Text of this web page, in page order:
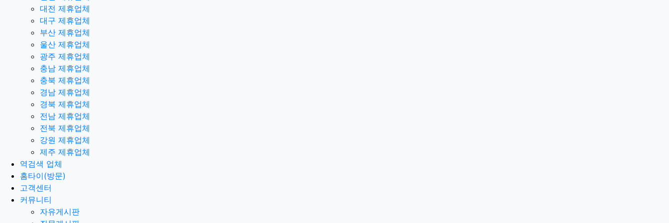
대전 제휴업체
대구 제휴업체
부산 제휴업체
울산 제휴업체
광주 제휴업체
충남 제휴업체
충북 제휴업체
경남 제휴업체
경북 제휴업체
전남 제휴업체
전북 제휴업체
강원 제휴업체
제주 제휴업체
역검색 업체
홈타이(방문)
고객센터
커뮤니티
자유게시판